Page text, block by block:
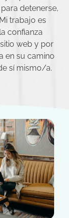
detenerse,
trabajo es
confianza
web y por
en su camino
sí mismo/a.